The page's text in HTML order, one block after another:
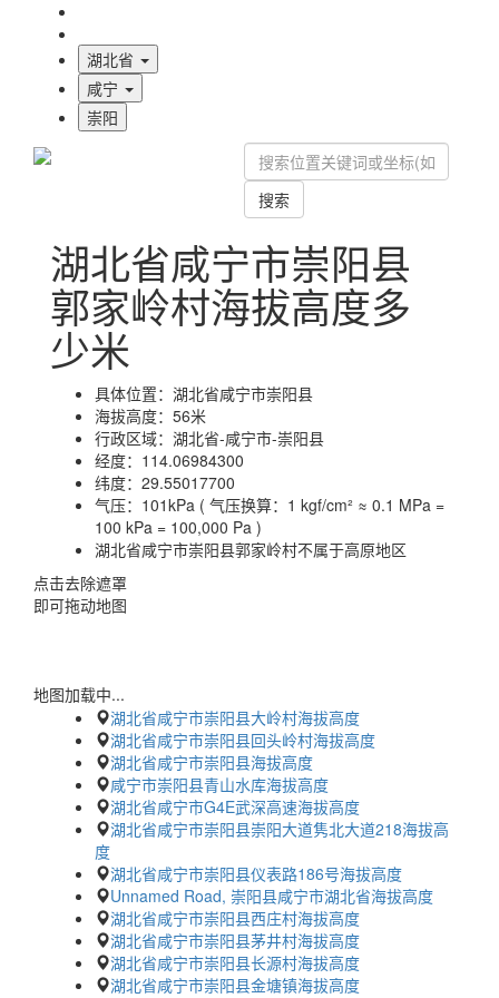
湖北省
咸宁
崇阳
搜索
湖北省咸宁市崇阳县
郭家岭村海拔高度多
少米
具体位置： 湖北省咸宁市崇阳县
海拔高度： 56米
行政区域： 湖北省-咸宁市-崇阳县
经度： 114.06984300
纬度： 29.55017700
气压： 101kPa ( 气压换算：1 kgf/cm² ≈ 0.1 MPa =
100 kPa = 100,000 Pa )
湖北省咸宁市崇阳县郭家岭村不属于高原地区
点击去除遮罩
即可拖动地图
地图加载中...
湖北省咸宁市崇阳县大岭村海拔高度
湖北省咸宁市崇阳县回头岭村海拔高度
湖北省咸宁市崇阳县海拔高度
咸宁市崇阳县青山水库海拔高度
湖北省咸宁市G4E武深高速海拔高度
湖北省咸宁市崇阳县崇阳大道隽北大道218海拔高
度
湖北省咸宁市崇阳县仪表路186号海拔高度
Unnamed Road, 崇阳县咸宁市湖北省海拔高度
湖北省咸宁市崇阳县西庄村海拔高度
湖北省咸宁市崇阳县茅井村海拔高度
湖北省咸宁市崇阳县长源村海拔高度
湖北省咸宁市崇阳县金塘镇海拔高度